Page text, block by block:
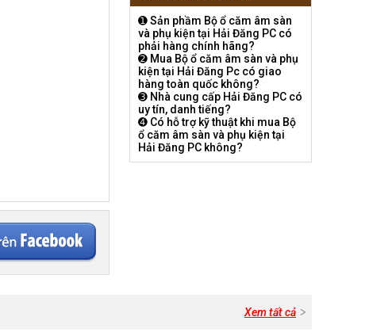
➊ Sản phầm Bộ ổ căm âm sàn
và phụ kiện tại Hải Đăng PC có
phải hàng chính hãng?
➋ Mua Bộ ổ căm âm sàn và phụ
kiện tại Hải Đăng Pc có giao
hàng toàn quốc không?
➌ Nhà cung cấp Hải Đăng PC có
uy tín, danh tiếng?
➍ Có hỗ trợ kỹ thuật khi mua Bộ
ổ căm âm sàn và phụ kiện tại
Hải Đăng PC không?
Xem tất cả